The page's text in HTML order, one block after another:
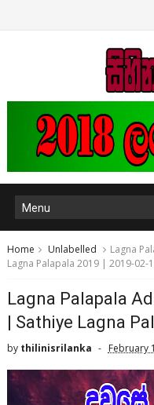
Home Unlabelled
Lagna
Lagna Palapala 2019 | 2019-02-
Lagna Palapala
| Sathiye Lagna
by thilinisrilanka February